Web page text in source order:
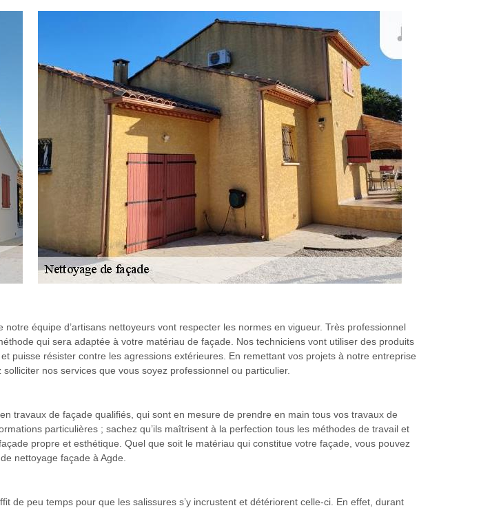
équipe d’artisans nettoyeurs vont respecter les normes en vigueur. Très professionnel
qui sera adaptée à votre matériau de façade. Nos techniciens vont utiliser des produits
puisse résister contre les agressions extérieures. En remettant vos projets à notre entreprise
nos services que vous soyez professionnel ou particulier.
travaux de façade qualifiés, qui sont en mesure de prendre en main tous vos travaux de
particulières ; sachez qu’ils maîtrisent à la perfection tous les méthodes de travail et
propre et esthétique. Quel que soit le matériau qui constitue votre façade, vous pouvez
nettoyage façade à Agde.
de peu temps pour que les salissures s’y incrustent et détériorent celle-ci. En effet, durant